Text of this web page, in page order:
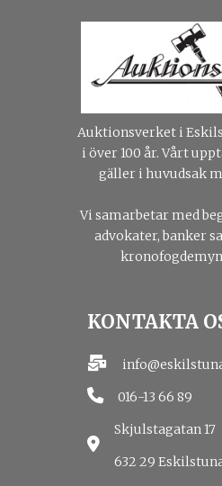
Auktionsverket i
i över 100 år. Vårt
gäller i huvudsak
Vi samarbetar med
advokater, banker
KONTAKTA
016-13 66 89
Skjulstagatan 17
632 29